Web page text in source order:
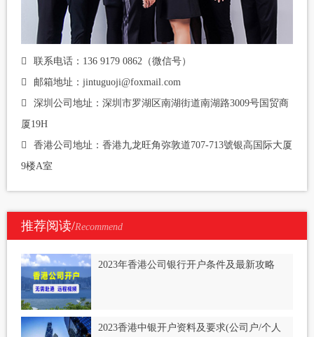
联系电话：136 9179 0862（微信号）
邮箱地址：jintuguoji@foxmail.com
深圳公司地址：深圳市罗湖区南湖街道南湖路3009号国贸商
厦19H
香港公司地址：香港九龙旺角弥敦道707-713號银高国际大厦
9楼A室
推荐阅读/Recommend
2023年香港公司银行开户条件及最新攻略
2023香港中银开户资料及要求(公司户/个人